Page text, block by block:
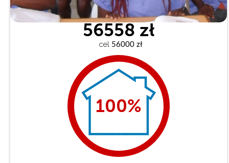
56558 zł
cel 56000 zł
100%